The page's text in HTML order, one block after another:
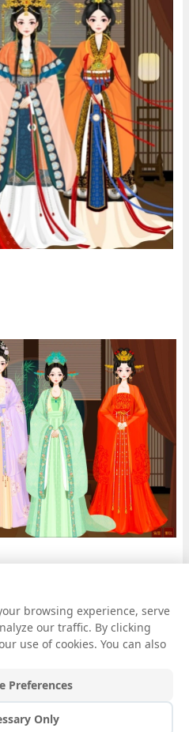
3 Next
คิดเห็นและแชร์ผลงานของคุณ
browsing experience, serve
our traffic. By clicking
use of cookies. You can also
Preferences
Only